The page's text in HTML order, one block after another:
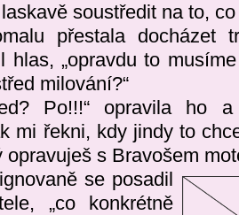
soustředit na to,
přestala docházet
hlas, „opravdu to
milování?“
Po!!!“ opravila ho
mi řekni, kdy jindy to
opravuješ s Bravošem
se posadil
„co konkrétně